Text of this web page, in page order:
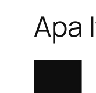
Apa